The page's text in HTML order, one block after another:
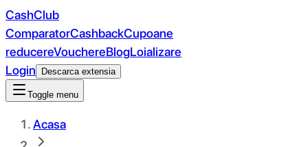
CashClub
ComparatorCashbackCupoane
reducereVouchereBlogLoializare
Login
Descarca extensia
Toggle menu
Acasa